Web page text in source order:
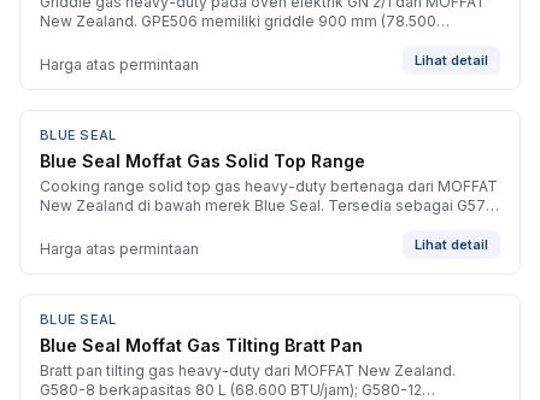
New Zealand. GPE506 memiliki griddle 900 mm (78.500
Keduanya 3 fasa / 6.
Harga atas permintaan Lihat detail
BARU
BLUE SEAL
Blue Seal Moffat Gas Solid Top Range
Cooking range solid top gas heavy-duty bertenaga dari MOFFAT
New Zealand di bawah merek Blue Seal. Tersedia sebagai G57-
top pada gas.
Harga atas permintaan Lihat detail
BARU
BLUE SEAL
Blue Seal Moffat Gas Tilting Bratt Pan
Bratt pan tilting gas heavy-duty dari MOFFAT New Zealand.
G580-8 berkapasitas 80 L (68.600 BTU/jam); G580-12